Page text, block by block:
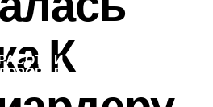
И
К